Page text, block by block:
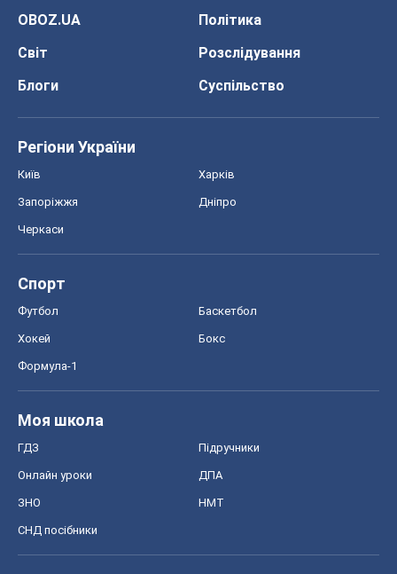
OBOZ.UA
Політика
Світ
Розслідування
Блоги
Суспільство
Регіони України
Київ Харків
Запоріжжя Дніпро
Черкаси
Спорт
Футбол Баскетбол
Хокей Бокс
Формула-1
Моя школа
ГДЗ Підручники
Онлайн уроки ДПА
ЗНО НМТ
СНД посібники